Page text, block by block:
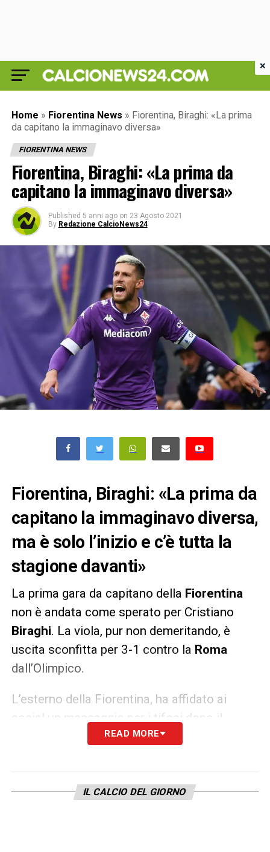
Home » Fiorentina News » Fiorentina, Biraghi: «La prima
da capitano la immaginavo diversa»
FIORENTINA NEWS
Fiorentina, Biraghi: «La prima da
capitano la immaginavo diversa»
Published 5 anni ago on 23 Agosto 2021
By Redazione CalcioNews24
Fiorentina, Biraghi: «La prima da
capitano la immaginavo diversa,
ma è solo l’inizio e c’è tutta la
stagione davanti»
La prima gara da capitano della Fiorentina
non è andata come sperato per Cristiano
Biraghi. La viola, pur non demeritando, è
uscita sconfitta per 3-1 contro la Roma
dall’Olimpico.
L’esterno della Fiorentina, ha affidato ai
social un messaggio per i tifosi dopo il
La prima da capitano la
tutta la stagione davanti» ha scritto l’ex
giocatore dell’Inter.
READ MORE
IL CALCIO DEL GIORNO
×